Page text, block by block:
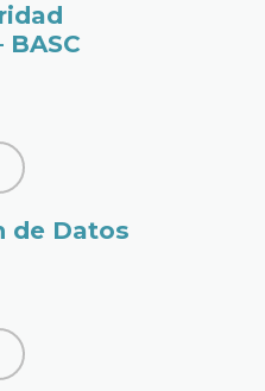
BASC
de Datos